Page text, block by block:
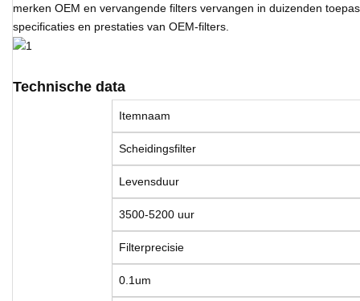
merken OEM en vervangende filters vervangen in duizenden
specificaties en prestaties van OEM-filters.
Technische data
Itemnaam
Scheidingsfilter
Levensduur
3500-5200 uur
Filterprecisie
0.1um